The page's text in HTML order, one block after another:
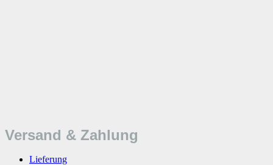
Versand & Zahlung
Lieferung